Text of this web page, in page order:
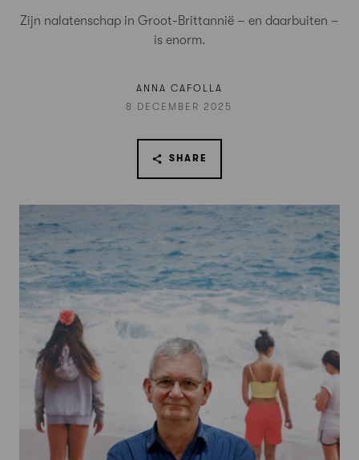
Zijn nalatenschap in Groot-Brittannië – en daarbuiten –
is enorm.
ANNA CAFOLLA
8 DECEMBER 2025
SHARE